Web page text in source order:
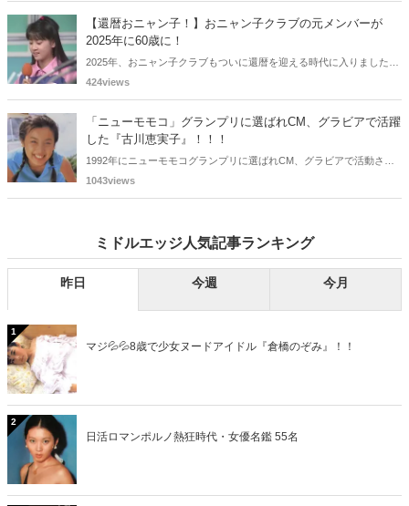
子まで様々です。今回は、筆者の独断と偏見で、4人の "隠れ美少女お
ニャン子" をご紹介します。
【還暦おニャン子！】おニャン子クラブの元メンバーが
2025年に60歳に！
2025年、おニャン子クラブもついに還暦を迎える時代に入りました。
おニャン子クラブの元メンバーは全員が昭和40年代生まれで、そのう
れ）の二人です。しかも、この二人には年齢以外の共通点もありま
す。さて、誰と誰でしょうか？
424views
「ニューモモコ」グランプリに選ばれCM、グラビアで活躍
した『古川恵実子』！！！
1992年にニューモモコグランプリに選ばれCM、グラビアで活動され
ていた古川恵実子さん。2010年3月頃まではラジオDJを担当されてい
1043views
ミドルエッジ人気記事ランキング
昨日 今週 今月
1
マジ💦💦8歳で少女ヌードアイドル『倉橋のぞみ』！！
2
日活ロマンポルノ熱狂時代・女優名鑑 55名